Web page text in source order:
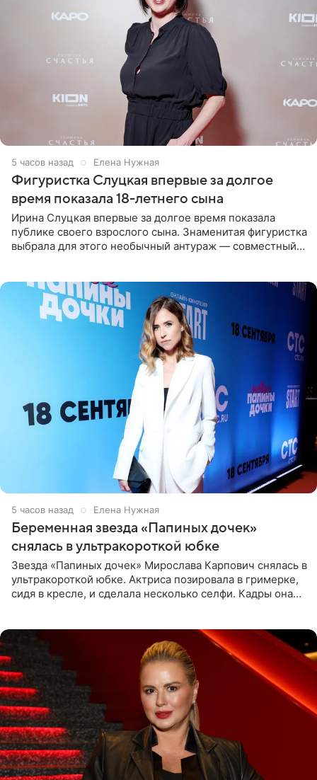
5 часов назад Елена Нужная
Фигуристка Слуцкая впервые за долгое
время показала 18-летнего сына
Ирина Слуцкая впервые за долгое время показала
публике своего взрослого сына. Знаменитая фигуристка
выбрала для этого необычный антураж — совместный
5 часов назад Елена Нужная
Беременная звезда «Папиных дочек»
снялась в ультракороткой юбке
Звезда «Папиных дочек» Мирослава Карпович снялась в
ультракороткой юбке. Актриса позировала в гримерке,
сидя в кресле, и сделала несколько селфи. Кадры она